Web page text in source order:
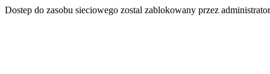
Dostep do zasobu sieciowego zostal zablokowany przez